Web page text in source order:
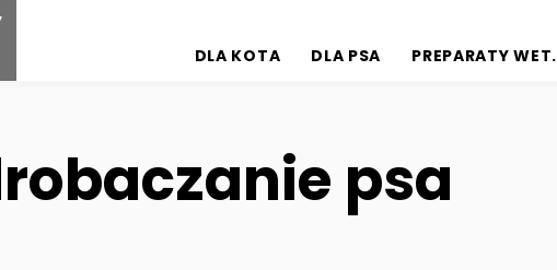
DLA KOTA
DLA PSA PREPARATY WET.
psa